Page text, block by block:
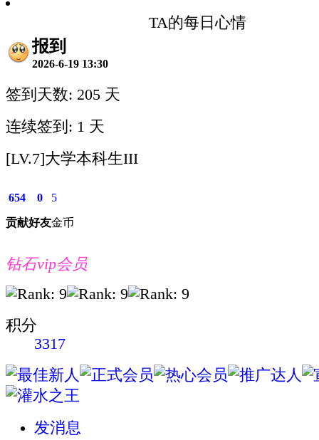
TA的每日心情
报到
2026-6-19 13:30
签到天数: 205 天
连续签到: 1 天
[LV.7]大学本科生III
654
贡献
0
好友
5
金币
钻石vip会员
积分
3317
发消息